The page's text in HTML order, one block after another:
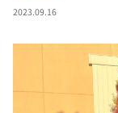
これ余談な
て真剣です
探偵！ナイ
news おかえ
2023.09.16